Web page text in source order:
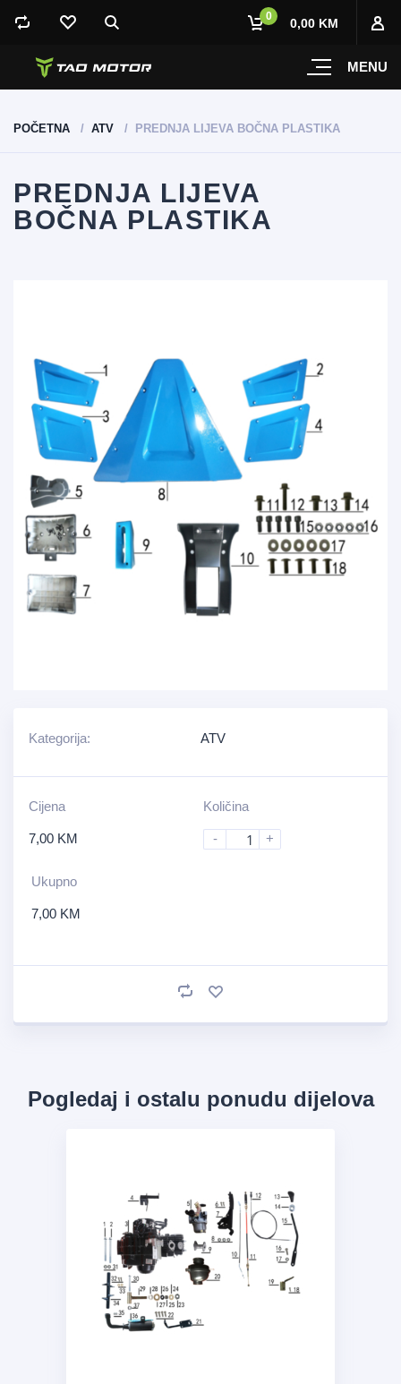
MENU
0 0,00 KM
POČETNA ATV PREDNJA LIJEVA BOČNA PLASTIKA
PREDNJA LIJEVA
BOČNA PLASTIKA
Kategorija: ATV
Cijena
7,00 KM
Količina
- +
Ukupno
7,00 KM
Pogledaj i ostalu ponudu dijelova